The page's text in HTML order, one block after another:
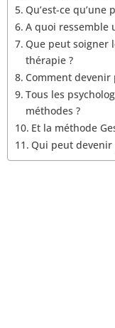
Qu’est-ce qu’une
A quoi ressemble
Que peut soigner
thérapie ?
Comment devenir
Tous les
méthodes ?
Et la méthode
Qui peut devenir